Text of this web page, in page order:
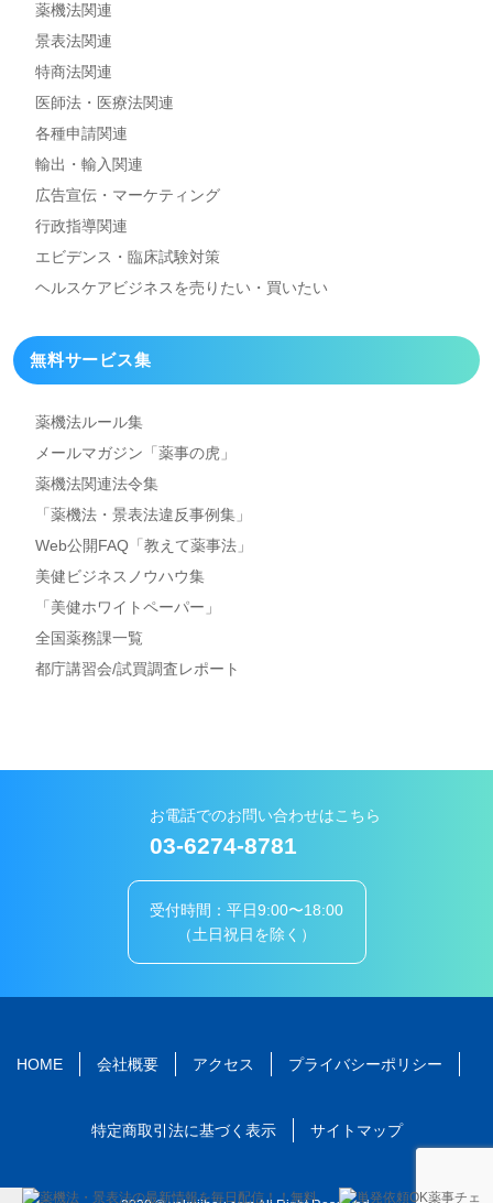
薬機法関連
景表法関連
特商法関連
医師法・医療法関連
各種申請関連
輸出・輸入関連
広告宣伝・マーケティング
行政指導関連
エビデンス・臨床試験対策
ヘルスケアビジネスを売りたい・買いたい
無料サービス集
薬機法ルール集
メールマガジン「薬事の虎」
薬機法関連法令集
「薬機法・景表法違反事例集」
Web公開FAQ「教えて薬事法」
美健ビジネスノウハウ集
「美健ホワイトペーパー」
全国薬務課一覧
都庁講習会/試買調査レポート
お電話でのお問い合わせはこちら
03-6274-8781
受付時間：平日9:00〜18:00
（土日祝日を除く）
HOME 会社概要 アクセス プライバシーポリシー
特定商取引法に基づく表示 サイトマップ